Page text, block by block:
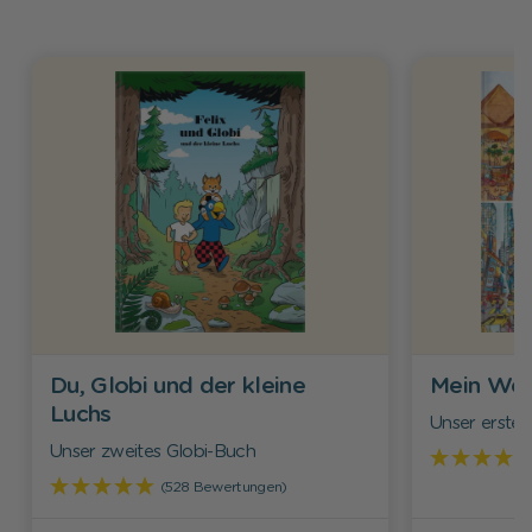
Du, Globi und der kleine
Luchs
Unser zweites Globi-Buch
(528 Bewertungen)
Mein
Unser